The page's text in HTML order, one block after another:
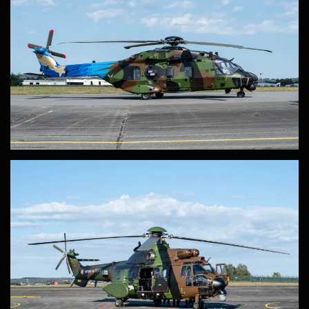
ZOOM
ZOOM